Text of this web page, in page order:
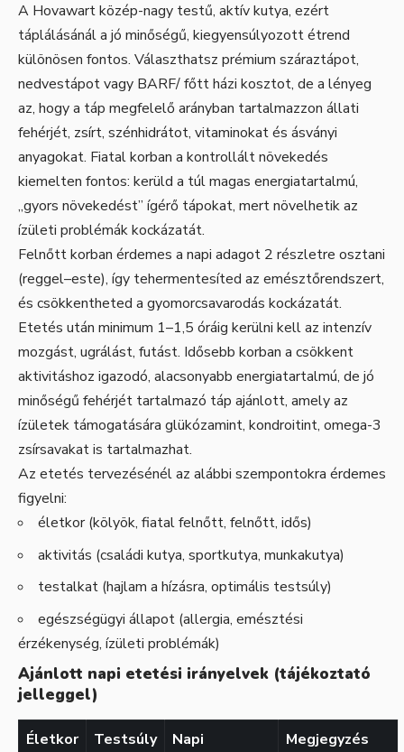
A Hovawart közép-nagy testű, aktív kutya, ezért
táplálásánál a jó minőségű, kiegyensúlyozott étrend
különösen fontos. Választhatsz prémium száraztápot,
nedvestápot vagy BARF/ főtt házi kosztot, de a lényeg
az, hogy a táp megfelelő arányban tartalmazzon állati
fehérjét, zsírt, szénhidrátot, vitaminokat és ásványi
anyagokat. Fiatal korban a kontrollált növekedés
kiemelten fontos: kerüld a túl magas energiatartalmú,
„gyors növekedést” ígérő tápokat, mert növelhetik az
ízületi problémák kockázatát.
Felnőtt korban érdemes a napi adagot 2 részletre osztani
(reggel–este), így tehermentesíted az emésztőrendszert,
és csökkentheted a gyomorcsavarodás kockázatát.
Etetés után minimum 1–1,5 óráig kerülni kell az intenzív
mozgást, ugrálást, futást. Idősebb korban a csökkent
aktivitáshoz igazodó, alacsonyabb energiatartalmú, de jó
minőségű fehérjét tartalmazó táp ajánlott, amely az
ízületek támogatására glükózamint, kondroitint, omega-3
zsírsavakat is tartalmazhat.
Az etetés tervezésénél az alábbi szempontokra érdemes
figyelni:
életkor (kölyök, fiatal felnőtt, felnőtt, idős)
aktivitás (családi kutya, sportkutya, munkakutya)
testalkat (hajlam a hízásra, optimális testsúly)
egészségügyi állapot (allergia, emésztési
érzékenység, ízületi problémák)
Ajánlott napi etetési irányelvek (tájékoztató
jelleggel)
Életkor
Testsúly
Napi
Megjegyzés